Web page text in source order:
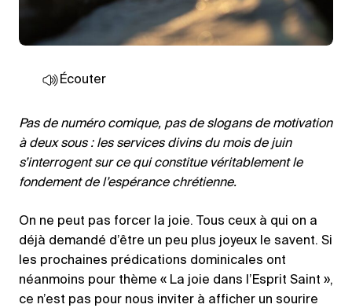
Écouter
Pas de numéro comique, pas de slogans de motivation
à deux sous : les services divins du mois de juin
s’interrogent sur ce qui constitue véritablement le
fondement de l’espérance chrétienne.
On ne peut pas forcer la joie. Tous ceux à qui on a
déjà demandé d’être un peu plus joyeux le savent. Si
les prochaines prédications dominicales ont
néanmoins pour thème « La joie dans l’Esprit Saint »,
ce n’est pas pour nous inviter à afficher un sourire